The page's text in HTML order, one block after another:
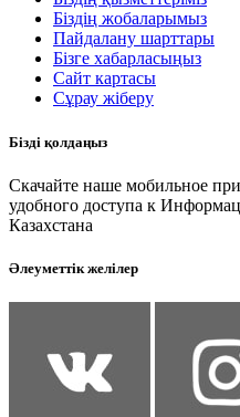
Біздің жобаларымыз
Пайдалану шарттары
Бізге хабарласыңыз
Сайт картасы
Сұрау жіберу
Бізді қолдаңыз
Скачайте наше мобильное
удобного доступа к
Казахстана
Әлеуметтік желілер